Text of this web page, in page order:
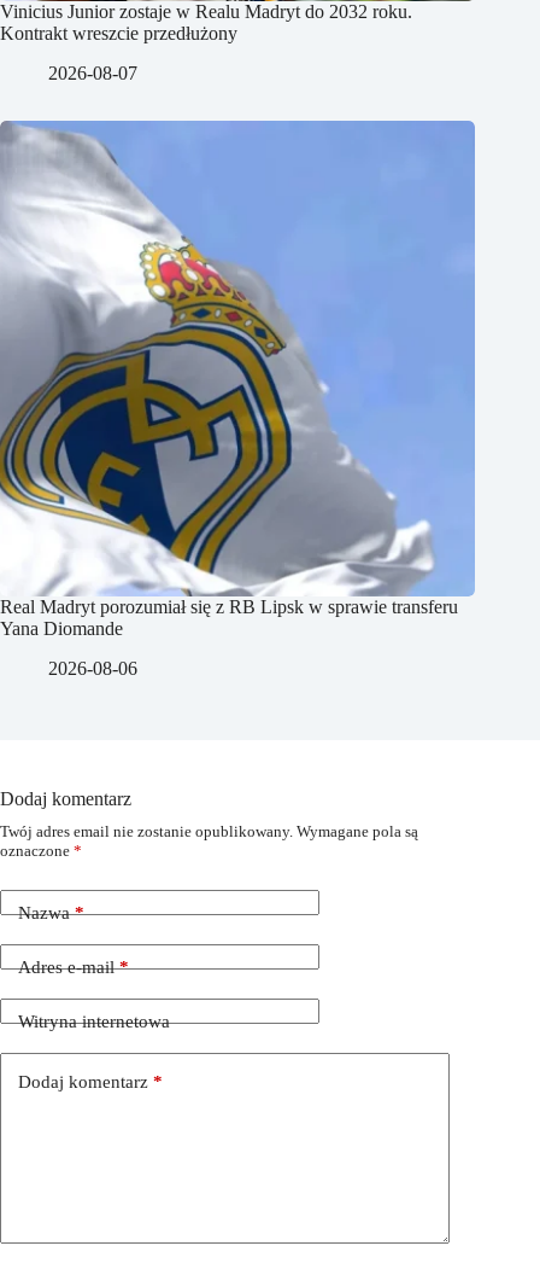
Vinicius Junior zostaje w Realu Madryt do 2032 roku.
Kontrakt wreszcie przedłużony
2026-08-07
Real Madryt porozumiał się z RB Lipsk w sprawie transferu
Yana Diomande
2026-08-06
Dodaj komentarz
Twój adres email nie zostanie opublikowany. Wymagane pola są
oznaczone *
Nazwa*
Adres e-mail*
Witryna internetowa
Dodaj komentarz *